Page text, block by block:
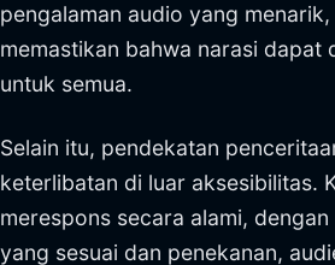
pengalaman audio yang
memastikan bahwa narasi dapat
untuk semua.
Selain itu, pendekatan
keterlibatan di luar aksesibilitas.
merespons secara alami,
yang sesuai dan penekanan,